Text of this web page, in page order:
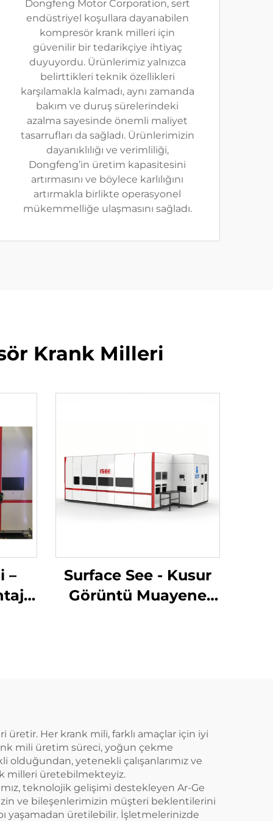
Dongfeng Motor Corporation, sert
endüstriyel koşullara dayanabilen
kompresör krank milleri için
güvenilir bir tedarikçiye ihtiyaç
duyuyordu. Ürünlerimiz yalnızca
belirttikleri teknik özellikleri
karşılamakla kalmadı, aynı zamanda
bakım ve duruş sürelerindeki
azalma sayesinde önemli maliyet
tasarrufları da sağladı. Ürünlerimizin
dayanıklılığı ve verimliliği,
Dongfeng’in üretim kapasitesini
artırmasını ve böylece karlılığını
artırmakla birlikte operasyonel
mükemmelliğe ulaşmasını sağladı.
Krank Milleri
–
Surface See - Kusur
Görüntü Muayene
Her krank mili, farklı amaçlar için iyi
mili üretim süreci, yoğun çekme
olduğundan, yetenekli çalışanlarımız ve
milleri üretebilmekteyiz.
teknolojik gelişimi destekleyen Ar-Ge
ve bileşenlerimizin müşteri beklentilerini
yaşamadan üretilebilir. İşletmelerinizde